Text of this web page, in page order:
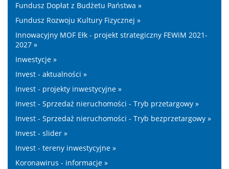
Fundusz Dopłat z Budżetu Państwa »
Fundusz Rozwoju Kultury Fizycznej »
Innowacyjny MOF Ełk - projekt strategiczny FEWiM 2021-
2027 »
Inwestycje »
Invest - aktualności »
Invest - projekty inwestycyjne »
Invest - Sprzedaż nieruchomości - Tryb przetargowy »
Invest - Sprzedaż nieruchomości - Tryb bezprzetargowy »
Invest - slider »
Invest - tereny inwestycyjne »
Koronawirus - informacje »